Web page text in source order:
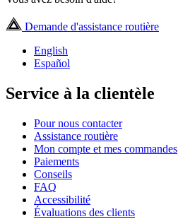
Demande d'assistance routière
English
Español
Service à la clientèle
Pour nous contacter
Assistance routière
Mon compte et mes commandes
Paiements
Conseils
FAQ
Accessibilité
Évaluations des clients